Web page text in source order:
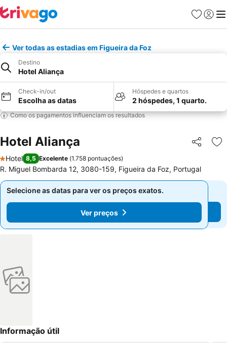
Favoritos
Iniciar
Ver todas as estadias em Figueira da Foz
Destino
Hotel Aliança
Check-in/out
Escolha as datas
Hóspedes e quartos
2 hóspedes, 1 quarto.
Como os pagamentos influenciam os resultados
Hotel Aliança Partilhar
1 Estrelas
Hotel 8,5 Excelente (1.758 pontuações)
R. Miguel Bombarda 12, 3080-159, Figueira da Foz, Portugal
Selecione as datas para ver os preços exatos.
Ver preços
Selecione as datas para ver os preços exatos.
Ver preços
Informação útil